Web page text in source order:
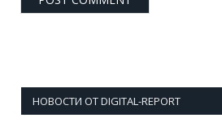
НОВОСТИ ОТ DIGITAL-REPORT